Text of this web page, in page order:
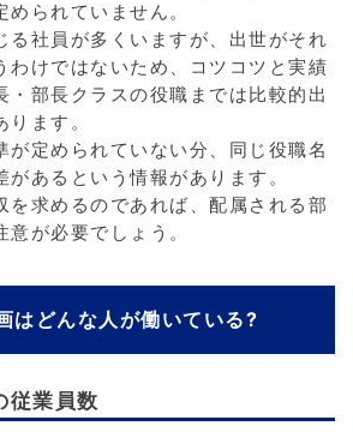
られていません。
る社員が多くいますが、出世がそれ
わけではないため、コツコツと実績
・部長クラスの役職までは比較的出
ます。
が定められていない分、同じ役職名
があるという情報があります。
を求めるのであれば、配属される部
が必要でしょう。
はどんな人が働いている?
従業員数